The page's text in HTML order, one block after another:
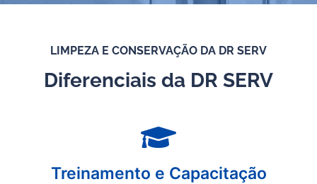
LIMPEZA E CONSERVAÇÃO DA DR SERV
Diferenciais da DR SERV
Treinamento e Capacitação
Solicite uma Cotação